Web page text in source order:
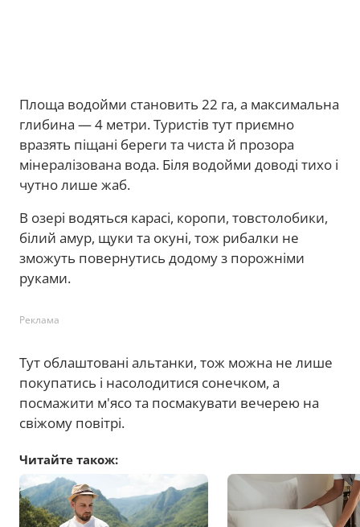
Площа водойми становить 22 га, а максимальна
глибина — 4 метри. Туристів тут приємно
вразять піщані береги та чиста й прозора
мінералізована вода. Біля водойми доводі тихо і
чутно лише жаб.
В озері водяться карасі, коропи, товстолобики,
білий амур, щуки та окуні, тож рибалки не
зможуть повернутись додому з порожніми
руками.
Реклама
Тут облаштовані альтанки, тож можна не лише
покупатись і насолодитися сонечком, а
посмажити м'ясо та посмакувати вечерею на
свіжому повітрі.
Читайте також: